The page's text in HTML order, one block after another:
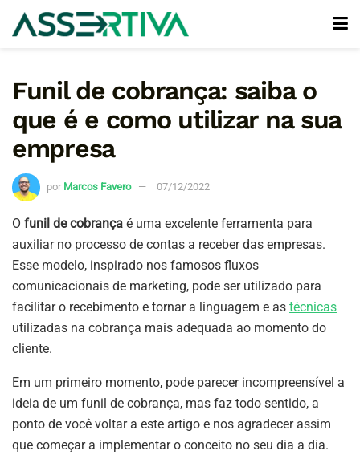
Funil de cobrança: saiba o
que é e como utilizar na sua
empresa
por Marcos Favero 07/12/2022
O funil de cobrança é uma excelente ferramenta para
auxiliar no processo de contas a receber das empresas.
Esse modelo, inspirado nos famosos fluxos
comunicacionais de marketing, pode ser utilizado para
facilitar o recebimento e tornar a linguagem e as técnicas
utilizadas na cobrança mais adequada ao momento do
cliente.
Em um primeiro momento, pode parecer incompreensível a
ideia de um funil de cobrança, mas faz todo sentido, a
ponto de você voltar a este artigo e nos agradecer assim
que começar a implementar o conceito no seu dia a dia.